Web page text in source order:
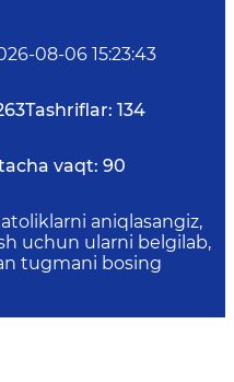
08-06 15:23:43
Tashriflar: 134
vaqt: 90
aniqlasangiz,
uchun ularni belgilab,
tugmani bosing